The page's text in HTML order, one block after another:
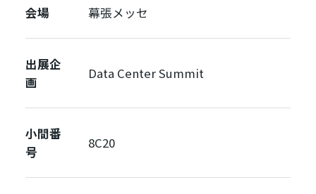
会場 幕張メッセ
出展企
画
Data Center Summit
小間番
号
8C20